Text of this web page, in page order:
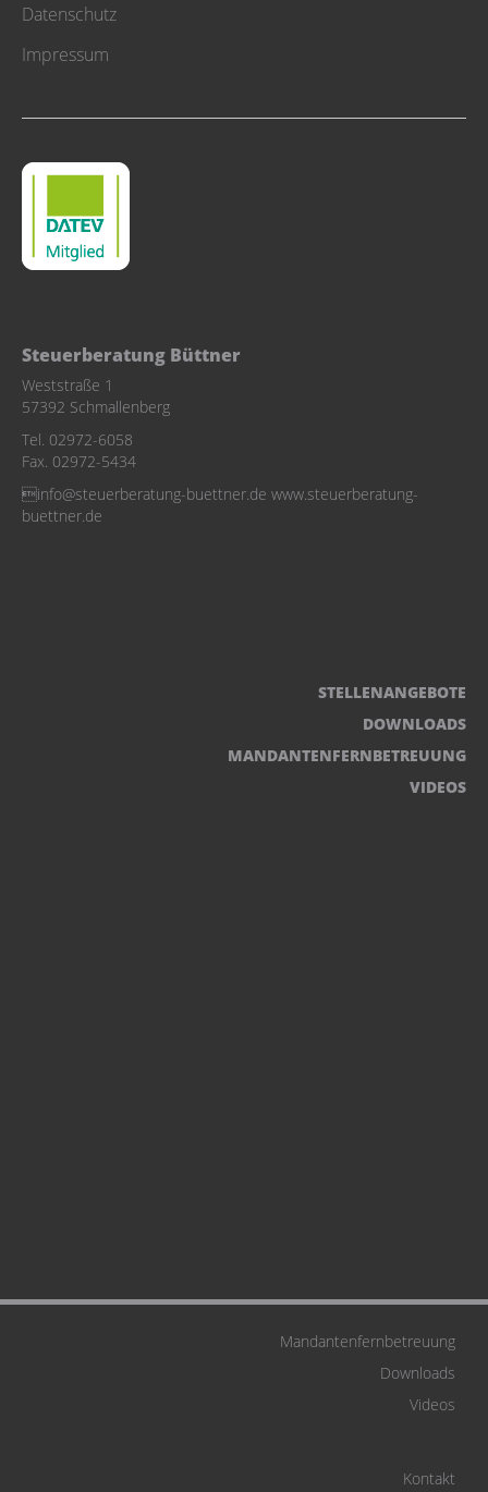
Datenschutz
Impressum
Steuerberatung Büttner
Weststraße 1
57392 Schmallenberg
Tel. 02972-6058
Fax. 02972-5434
info@steuerberatung-buettner.de www.steuerberatung-
buettner.de
STELLENANGEBOTE
DOWNLOADS
MANDANTENFERNBETREUUNG
VIDEOS
Mandantenfernbetreuung
Downloads
Videos
Kontakt